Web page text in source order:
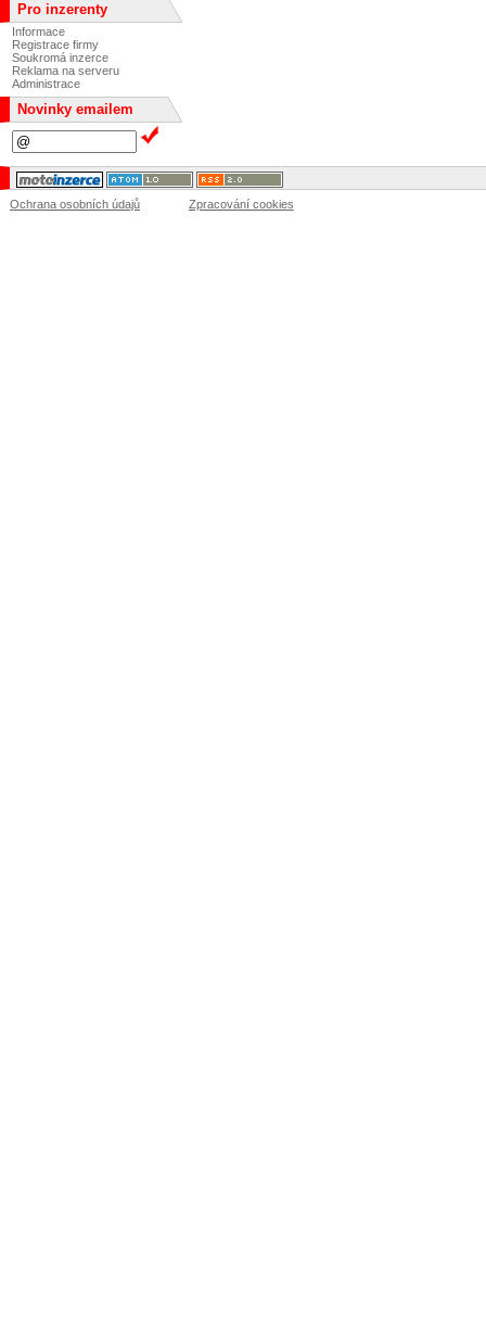
Pro inzerenty
Informace
Registrace firmy
Soukromá inzerce
Reklama na serveru
Administrace
Novinky emailem
Ochrana osobních údajů Zpracování cookies